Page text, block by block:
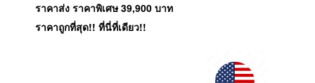
ราคาส่ง ราคาพิเศษ 39,900 บาท
ราคาถูกที่สุด!! ที่นี่ที่เดียว!!